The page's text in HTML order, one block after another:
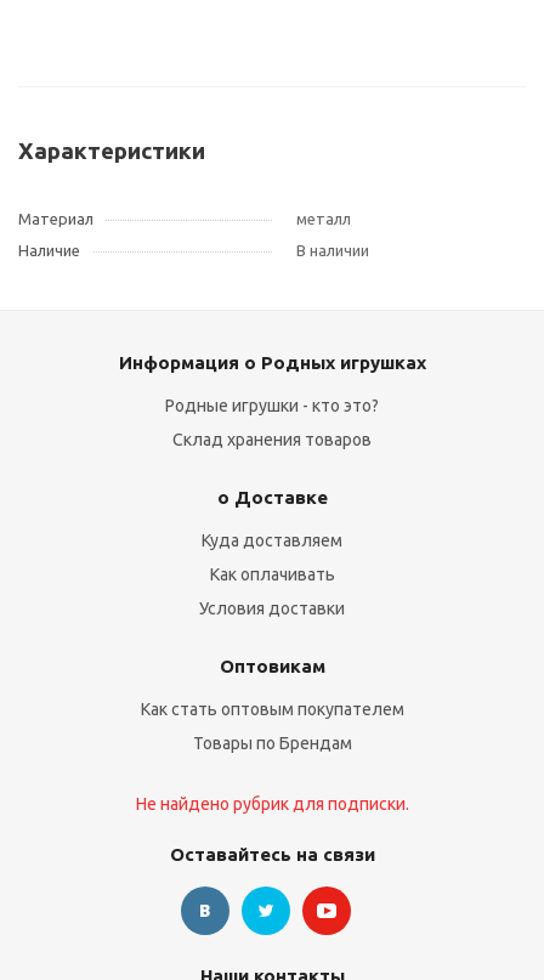
Характеристики
Материал
металл
Наличие
В наличии
Информация о Родных игрушках
Родные игрушки - кто это?
Склад хранения товаров
о Доставке
Куда доставляем
Как оплачивать
Условия доставки
Оптовикам
Как стать оптовым покупателем
Товары по Брендам
Не найдено рубрик для подписки.
Оставайтесь на связи
Наши контакты